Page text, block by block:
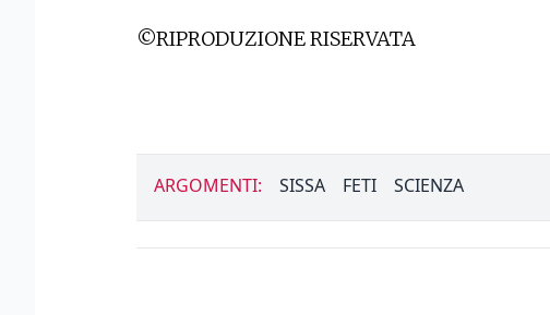
©RIPRODUZIONE RISERVATA
ARGOMENTI: SISSA FETI SCIENZA